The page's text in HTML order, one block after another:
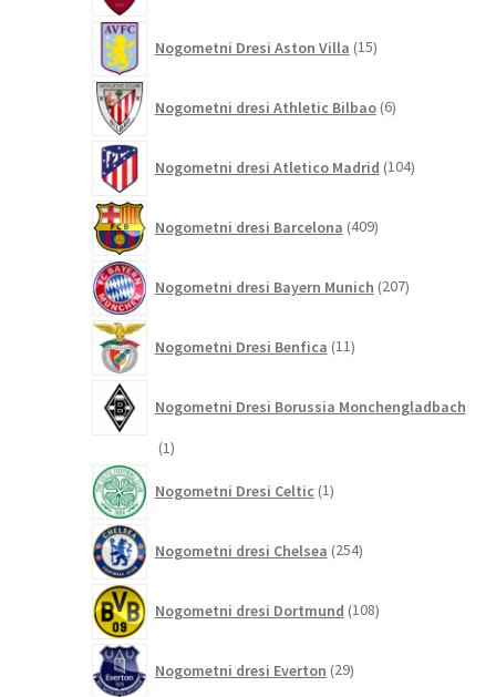
Nogometni Dresi Aston Villa 15izdelkov
Nogometni dresi Athletic Bilbao 6izdelkov
Nogometni dresi Atletico Madrid 104izdelki
Nogometni dresi Barcelona 409izdelkov
Nogometni dresi Bayern Munich 207izdelkov
Nogometni Dresi Benfica 11izdelkov
Nogometni Dresi Borussia Monchengladbach
11
Nogometni Dresi Celtic 1izdelek
Nogometni dresi Chelsea 254izdelkov
Nogometni dresi Dortmund 108izdelkov
Nogometni dresi Everton 29izdelkov